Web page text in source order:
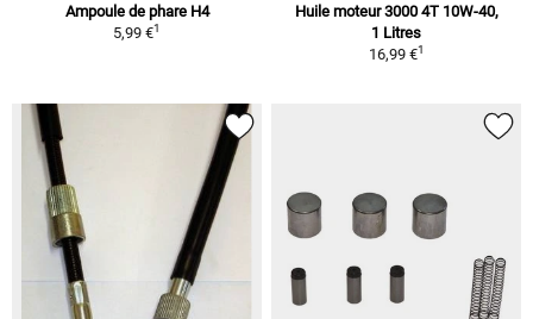
Ampoule de phare H4
5,99 €1
Huile moteur 3000 4T 10W-40,
1 Litres
16,99 €1